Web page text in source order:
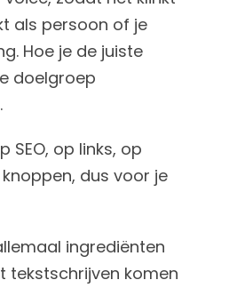
als persoon of je
Hoe je de juiste
doelgroep
SEO, op links, op
dus voor je
ingrediënten
tekstschrijven komen